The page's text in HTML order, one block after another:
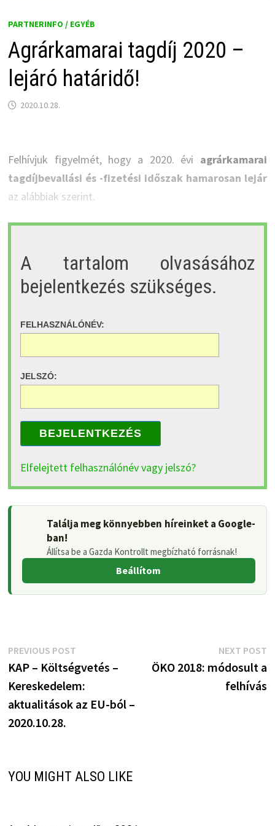
PARTNERINFO / EGYÉB
Agrárkamarai tagdíj 2020 –
lejáró határidő!
2020.10.28.
Felhívjuk figyelmét, hogy a 2020. évi agrárkamarai
tagdíjbevallási és -fizetési időszak hamarosan lejár
az alábbiak szerint.
A tartalom olvasásához
bejelentkezés szükséges.
FELHASZNÁLÓNÉV:
JELSZÓ:
BEJELENTKEZÉS
Elfelejtett felhasználónév vagy jelszó?
Találja meg könnyebben híreinket a Google-
ban!
Állítsa be a Gazda Kontrollt megbízható forrásnak!
Beállítom
Bejegyzés
navigáció
PREVIOUS POSTPrevious
post:
KAP – Költségvetés –
Kereskedelem:
aktualitások az EU-ból –
2020.10.28.
NEXT POST
ÖKO 2018: módosult a
felhívás
YOU MIGHT ALSO LIKE